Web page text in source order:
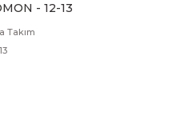
- 12-13
Takım